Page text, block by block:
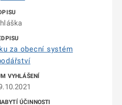
za obecní systém